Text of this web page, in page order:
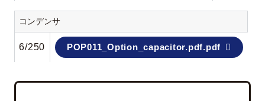
コンデンサ
6/250 POP011_Option_capacitor.pdf.pdf